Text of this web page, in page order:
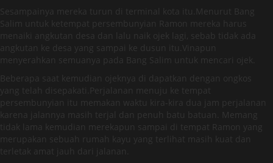
Sesampainya mereka turun di terminal kota itu.Menurut Bang
Salim untuk ketempat persembunyian Ramon mereka harus
menaiki angkutan desa dan lalu naik ojek lagi, sebab tidak ada
angkutan ke desa yang sampai ke dusun itu.Vinapun
menyerahkan semuanya pada Bang Salim untuk mencari ojek.
Beberapa saat kemudian ojeknya di dapatkan dengan ongkos
yang telah disepakati.Perjalanan menuju ke tempat
persembunyian itu memakan waktu kira-kira dua jam perjalanan
karena jalannya masih terjal dan penuh batu batuan. Memang
tidak lama kemudian merekapun sampai di tempat Ramon yang
merupakan sebuah rumah kayu yang terlihat masih kuat dan
terletak amat jauh dari jalanan.